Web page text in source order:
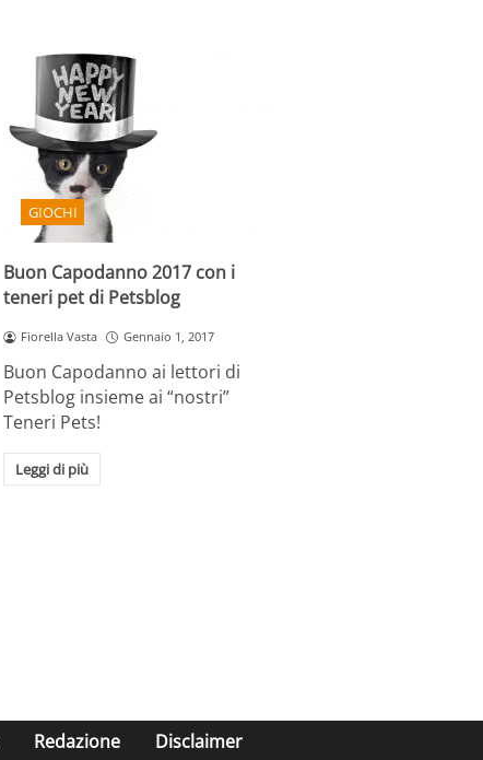
GIOCHI
Buon Capodanno 2017 con i
teneri pet di Petsblog
Fiorella Vasta Gennaio 1, 2017
Buon Capodanno ai lettori di
Petsblog insieme ai “nostri”
Teneri Pets!
Leggi di più
Redazione Disclaimer